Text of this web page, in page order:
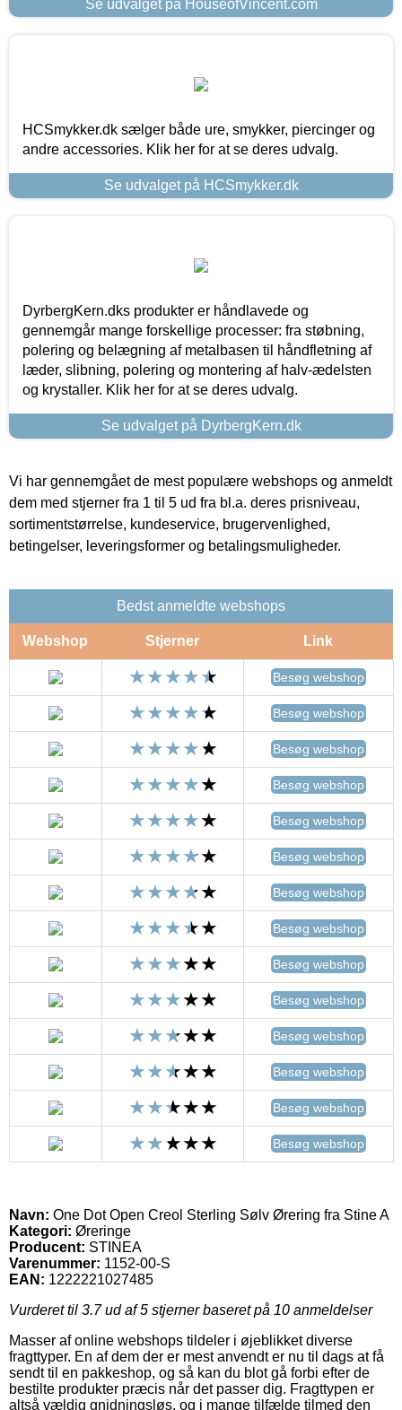
Se udvalget på HouseofVincent.com
HCSmykker.dk sælger både ure, smykker, piercinger og
andre accessories. Klik her for at se deres udvalg.
Se udvalget på HCSmykker.dk
DyrbergKern.dks produkter er håndlavede og
gennemgår mange forskellige processer: fra støbning,
polering og belægning af metalbasen til håndfletning af
læder, slibning, polering og montering af halv-ædelsten
og krystaller. Klik her for at se deres udvalg.
Se udvalget på DyrbergKern.dk
Vi har gennemgået de mest populære webshops og anmeldt
dem med stjerner fra 1 til 5 ud fra bl.a. deres prisniveau,
sortimentstørrelse, kundeservice, brugervenlighed,
betingelser, leveringsformer og betalingsmuligheder.
Bedst anmeldte webshops
Webshop Stjerner Link
Besøg webshop
Besøg webshop
Besøg webshop
Besøg webshop
Besøg webshop
Besøg webshop
Besøg webshop
Besøg webshop
Besøg webshop
Besøg webshop
Besøg webshop
Besøg webshop
Besøg webshop
Besøg webshop
Navn: One Dot Open Creol Sterling Sølv Ørering fra Stine A
Kategori: Øreringe
Producent: STINEA
Varenummer: 1152-00-S
EAN: 1222221027485
Vurderet til 3.7ud af 5 stjerner baseret på 10 anmeldelser
Masser af online webshops tildeler i øjeblikket diverse
fragttyper. En af dem der er mest anvendt er nu til dags at få
sendt til en pakkeshop, og så kan du blot gå forbi efter de
bestilte produkter præcis når det passer dig. Fragttypen er
altså vældig gnidningsløs, og i mange tilfælde tilmed den